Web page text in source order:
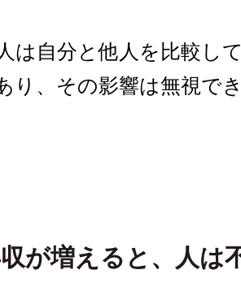
は自分と他人を比較し
り、その影響は無視で
が増えると、人は